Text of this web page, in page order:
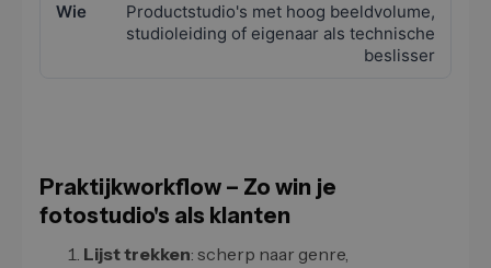
Productstudio's met hoog beeldvolume,
studioleiding of eigenaar als technische
beslisser
Praktijkworkflow – Zo win je
fotostudio's als klanten
Lijst trekken: scherp naar genre,